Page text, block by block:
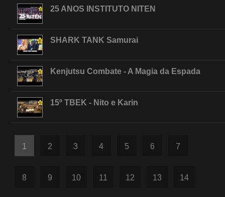
25 ANOS INSTITUTO NITEN
SHARK TANK Samurai
Kenjutsu Combate - A Magia da Espada
15º TBEK - Nito e Karin
1 2 3 4 5 6 7
8 9 10 11 12 13 14